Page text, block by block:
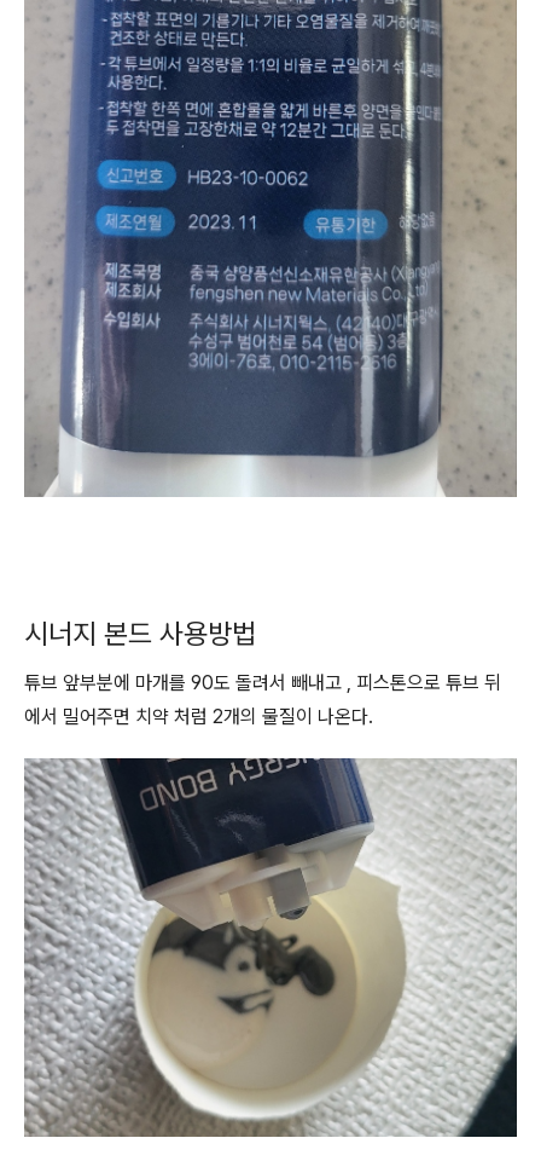
시너지 본드 사용방법
튜브 앞부분에 마개를 90도 돌려서 빼내고 , 피스톤으로 튜브 뒤
에서 밀어주면 치약 처럼 2개의 물질이 나온다.